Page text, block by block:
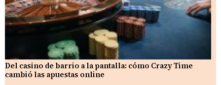
Del casino de barrio a la pantalla: cómo Crazy Time
cambió las apuestas online